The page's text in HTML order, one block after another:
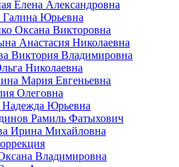
Елена Александровна
Галина Юрьевна
Оксана Викторовна
Анастасия Николаевна
Виктория Владимировна
Николаевна
Мария Евгеньевна
Олеговна
Надежда Юрьевна
Рамиль Фатыхович
Ирина Михайловна
Владимировна